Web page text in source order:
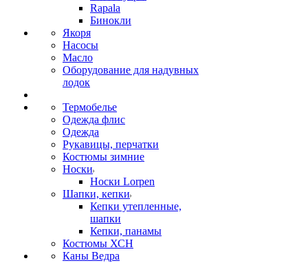
Rapala
Бинокли
Якоря
Насосы
Масло
Оборудование для надувных
лодок
Термобелье
Одежда флис
Одежда
Рукавицы, перчатки
Костюмы зимние
Носки
Носки Lorpen
Шапки, кепки
Кепки утепленные,
шапки
Кепки, панамы
Костюмы ХСН
Каны Ведра